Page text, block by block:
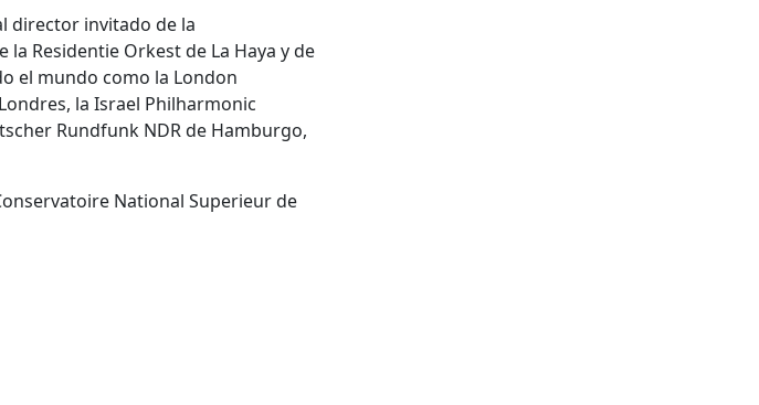
director invitado de la
Residentie Orkest de La Haya y de
el mundo como la London
la Israel Philharmonic
Rundfunk NDR de Hamburgo,
National Superieur de